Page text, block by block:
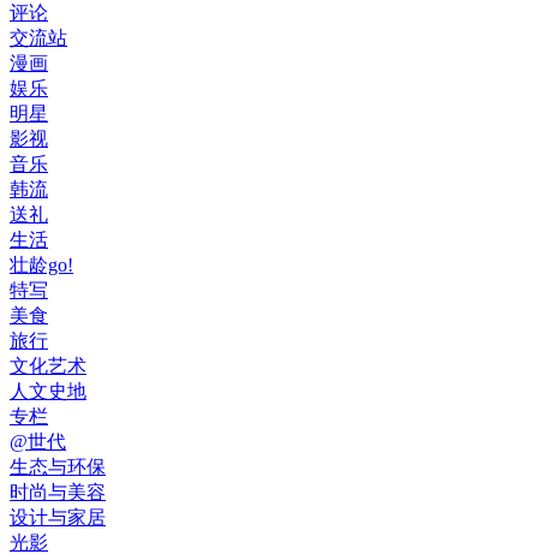
评论
交流站
漫画
娱乐
明星
影视
音乐
韩流
送礼
生活
壮龄go!
特写
美食
旅行
文化艺术
人文史地
专栏
@世代
生态与环保
时尚与美容
设计与家居
光影